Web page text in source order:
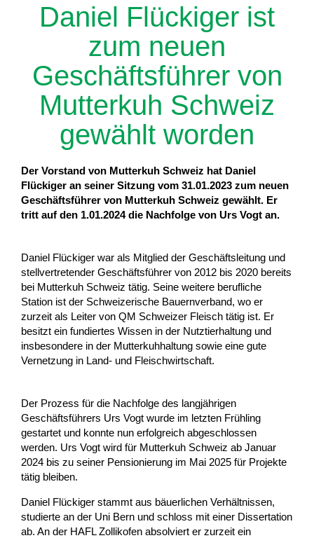
Daniel Flückiger ist
zum neuen
Geschäftsführer von
Mutterkuh Schweiz
gewählt worden
Der Vorstand von Mutterkuh Schweiz hat Daniel
Flückiger an seiner Sitzung vom 31.01.2023 zum neuen
Geschäftsführer von Mutterkuh Schweiz gewählt. Er
tritt auf den 1.01.2024 die Nachfolge von Urs Vogt an.
Daniel Flückiger war als Mitglied der Geschäftsleitung und
stellvertretender Geschäftsführer von 2012 bis 2020 bereits
bei Mutterkuh Schweiz tätig. Seine weitere berufliche
Station ist der Schweizerische Bauernverband, wo er
zurzeit als Leiter von QM Schweizer Fleisch tätig ist. Er
besitzt ein fundiertes Wissen in der Nutztierhaltung und
insbesondere in der Mutterkuhhaltung sowie eine gute
Vernetzung in Land- und Fleischwirtschaft.
Der Prozess für die Nachfolge des langjährigen
Geschäftsführers Urs Vogt wurde im letzten Frühling
gestartet und konnte nun erfolgreich abgeschlossen
werden. Urs Vogt wird für Mutterkuh Schweiz ab Januar
2024 bis zu seiner Pensionierung im Mai 2025 für Projekte
tätig bleiben.
Daniel Flückiger stammt aus bäuerlichen Verhältnissen,
studierte an der Uni Bern und schloss mit einer Dissertation
ab. An der HAFL Zollikofen absolviert er zurzeit ein